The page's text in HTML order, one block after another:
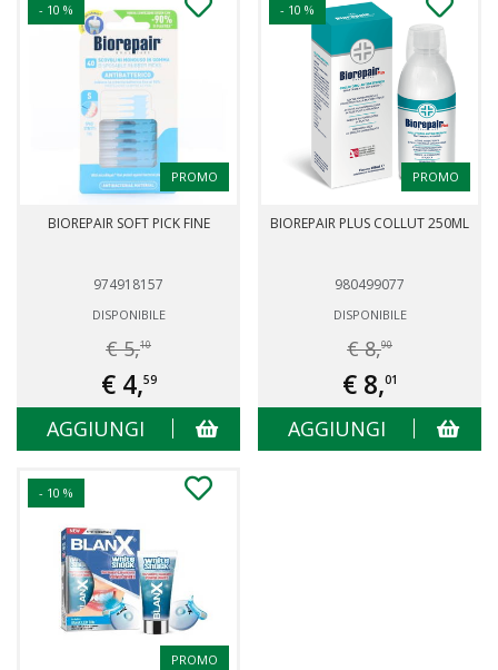
- 10 %
PROMO
BIOREPAIR SOFT PICK FINE
974918157
DISPONIBILE
€ 5,10
€ 4,59
AGGIUNGI
- 10 %
PROMO
BIOREPAIR PLUS COLLUT 250ML
980499077
DISPONIBILE
€ 8,90
€ 8,01
AGGIUNGI
- 10 %
PROMO